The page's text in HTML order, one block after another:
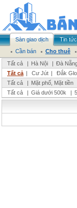
Sàn giao dịch Tin tức
Cần bán
Cho thuê
Tất cả
| Hà Nội | Đà
Tất cả | Cư Jút | Đắk
Tất cả
| Mặt phố, Mặt tiền
Tất cả
| Giá dưới 500k |